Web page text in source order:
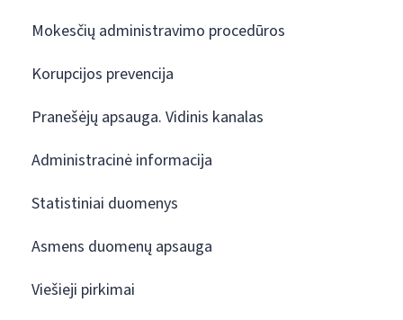
Mokesčių administravimo procedūros
Korupcijos prevencija
Pranešėjų apsauga. Vidinis kanalas
Administracinė informacija
Statistiniai duomenys
Asmens duomenų apsauga
Viešieji pirkimai